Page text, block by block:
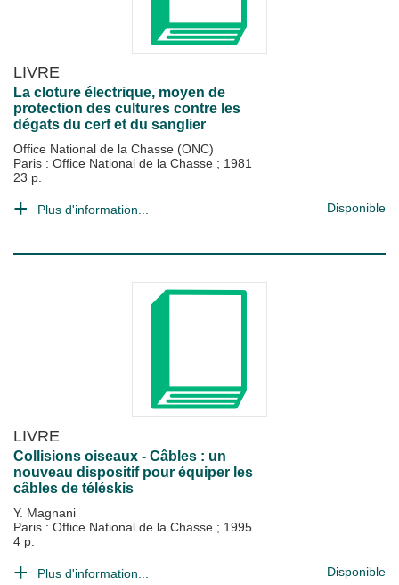
LIVRE
La cloture électrique, moyen de
protection des cultures contre les
dégats du cerf et du sanglier
Office National de la Chasse (ONC)
Paris : Office National de la Chasse ; 1981
23 p.
Plus d'information... Disponible
LIVRE
Collisions oiseaux - Câbles : un
nouveau dispositif pour équiper les
câbles de téléskis
Y. Magnani
Paris : Office National de la Chasse ; 1995
4 p.
Plus d'information... Disponible